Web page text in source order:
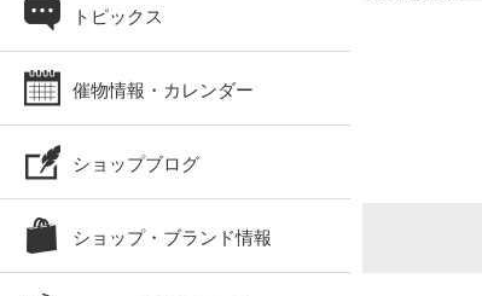
トピックス
催物情報・カレンダー
ショップブログ
ショップ・ブランド情報